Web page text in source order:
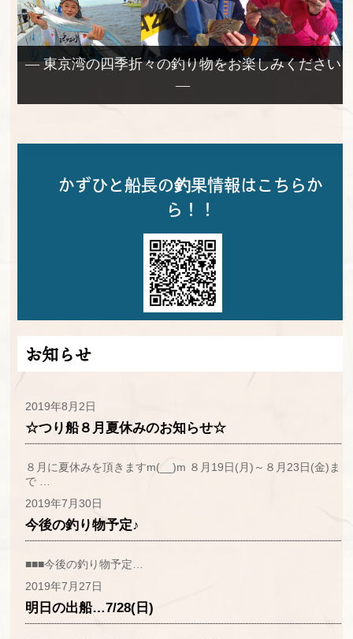
— 東京湾の四季折々の釣り物をお楽しみください
—
かずひと船長の釣果情報はこちらか
ら！！
お知らせ
2019年8月2日
☆つり船８月夏休みのお知らせ☆
８月に夏休みを頂きますm(__)m ８月19日(月)～８月23日(金)ま
で …
2019年7月30日
今後の釣り物予定♪
■■■今後の釣り物予定…
2019年7月27日
明日の出船…7/28(日)